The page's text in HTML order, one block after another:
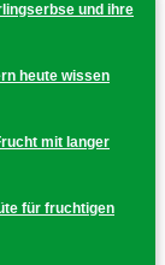
und ihre
heute wissen
mit langer
für fruchtigen